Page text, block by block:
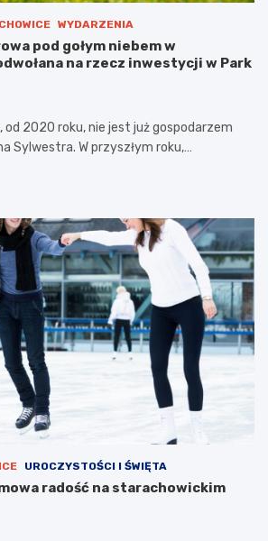
WYDARZENIA
pod gołym niebem w
na rzecz inwestycji w Park
2020 roku, nie jest już gospodarzem
Sylwestra. W przyszłym roku,…
UROCZYSTOŚCI I ŚWIĘTA
radość na starachowickim